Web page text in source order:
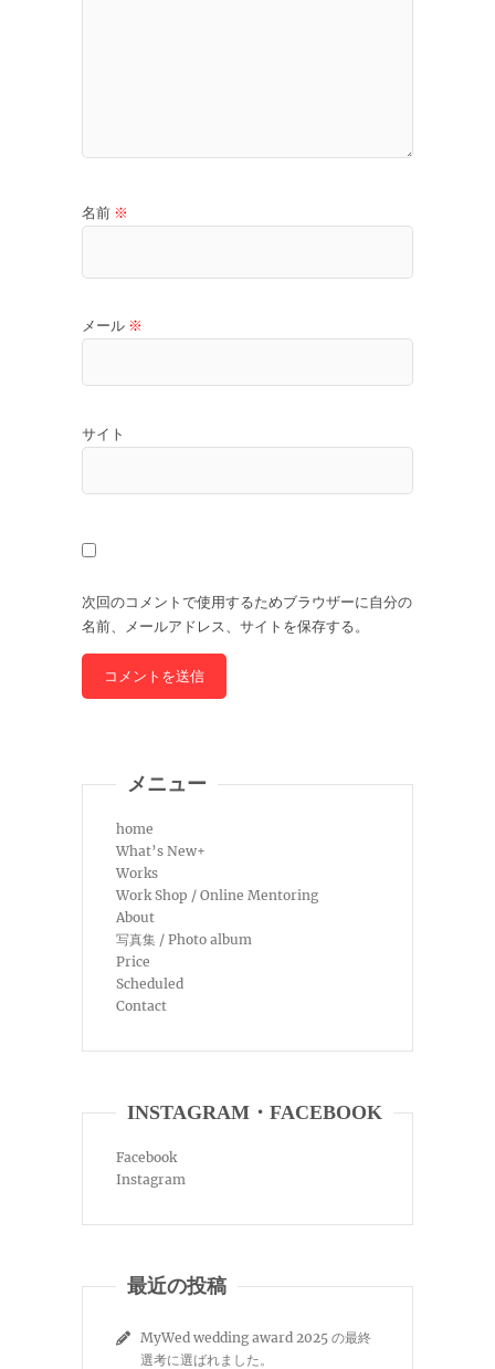
名前 ※
メール ※
サイト
次回のコメントで使用するためブラウザーに自分の
名前、メールアドレス、サイトを保存する。
メニュー
home
What’s New+
Works
Work Shop / Online Mentoring
About
写真集 / Photo album
Price
Scheduled
Contact
INSTAGRAM・FACEBOOK
Facebook
Instagram
最近の投稿
MyWed wedding award 2025 の最終
選考に選ばれました。